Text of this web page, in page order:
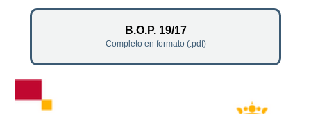
B.O.P. 19/17
Completo en formato (.pdf)